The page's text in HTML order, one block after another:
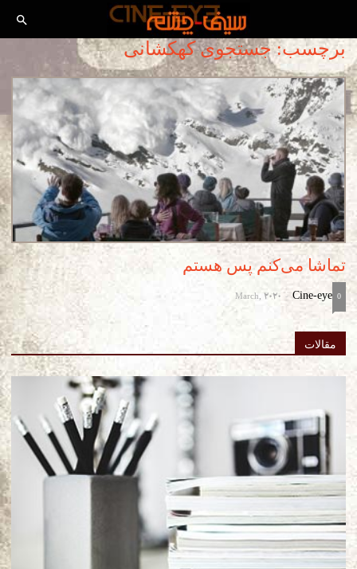
برچسب: جستجوی کهکشانی
تماشا می‌کنم پس هستم
Cine-eye
-
March, 2020 0
مقالات